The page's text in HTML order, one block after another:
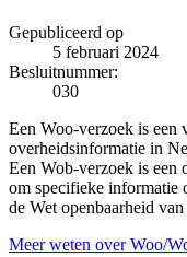
Gepubliceerd op
5 februari 2024
Besluitnummer:
030
Een Woo-verzoek is een
overheidsinformatie in
Een Wob-verzoek is een
om specifieke informatie
de Wet openbaarheid van
Meer weten over Woo/